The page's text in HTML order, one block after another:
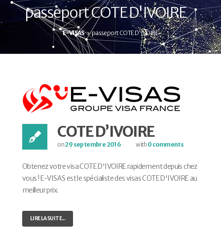
passeport COTE D'IVOIRE
E-VISAS passeport COTE D'IVOIRE
COTE D’IVOIRE
on29 septembre 2016 with 0 comments
Obtenez votre visa COTE D'IVOIRE rapidement depuis chez
vous ! E-VISAS est le spécialiste des visas COTE D'IVOIRE au
meilleur prix.
LIRE LA SUITE...